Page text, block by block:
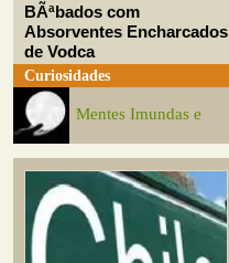
BÃªbados com
Absorventes Encharcados
de Vodca
Curiosidades
Mentes Imundas e